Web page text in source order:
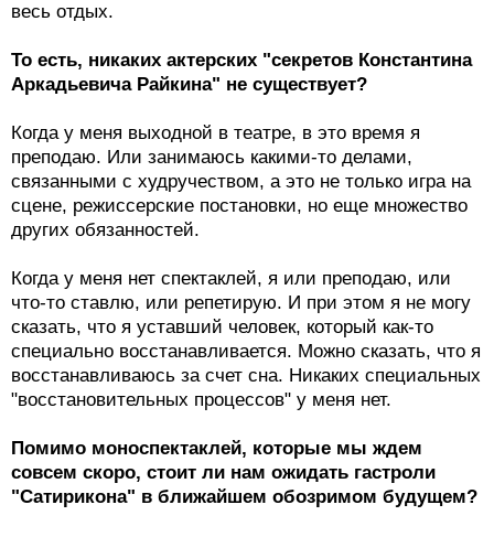
весь отдых.
То есть, никаких актерских "секретов Константина
Аркадьевича Райкина" не существует?
Когда у меня выходной в театре, в это время я
преподаю. Или занимаюсь какими-то делами,
связанными с худручеством, а это не только игра на
сцене, режиссерские постановки, но еще множество
других обязанностей.
Когда у меня нет спектаклей, я или преподаю, или
что-то ставлю, или репетирую. И при этом я не могу
сказать, что я уставший человек, который как-то
специально восстанавливается. Можно сказать, что я
восстанавливаюсь за счет сна. Никаких специальных
"восстановительных процессов" у меня нет.
Помимо моноспектаклей, которые мы ждем
совсем скоро, стоит ли нам ожидать гастроли
"Сатирикона" в ближайшем обозримом будущем?